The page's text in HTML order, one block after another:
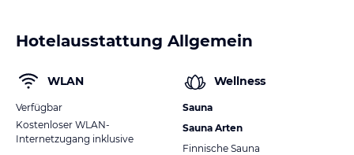
Hotelausstattung Allgemein
WLAN
Verfügbar
Kostenloser WLAN-
Internetzugang inklusive
Wellness
Sauna
Sauna Arten
Finnische Sauna